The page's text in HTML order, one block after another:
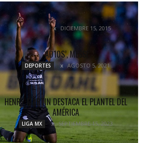
FICHAJES, ALTAS, BAJAS PARA EL CLAUSURA
2016
LIGA MX DICIEMBRE 15, 2015
‘AD10S’, MESSI
DEPORTES AGOSTO 5, 2021
HENRY MARTIN DESTACA EL PLANTEL DEL
AMÉRICA
LIGA MX SEPTIEMBRE 15, 2023